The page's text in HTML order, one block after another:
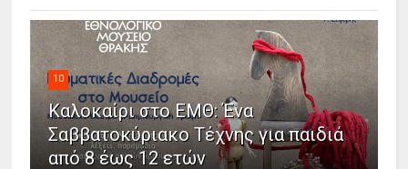
10
Καλοκαίρι στο ΕΜΘ: Ένα
Σαββατοκύριακο Τέχνης για παιδιά
από 8 έως 12 ετών